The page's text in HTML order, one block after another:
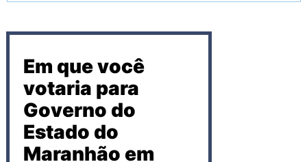
Em que você
votaria para
Governo do
Estado do
Maranhão em